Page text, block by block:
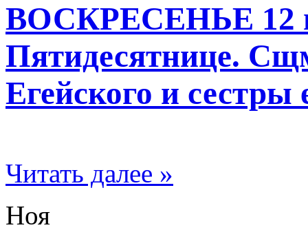
ВОСКРЕСЕНЬЕ 12
Пятидесятнице.
Егейского и
Читать далее »
Ноя